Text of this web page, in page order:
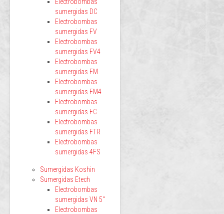
sumergidas DC
Electrobombas
sumergidas FV
Electrobombas
sumergidas FV4
Electrobombas
sumergidas FM
Electrobombas
sumergidas FM4
Electrobombas
sumergidas FC
Electrobombas
sumergidas FTR
Electrobombas
sumergidas 4FS
Sumergidas Koshin
Sumergidas Etech
Electrobombas
sumergidas VN 5"
Electrobombas